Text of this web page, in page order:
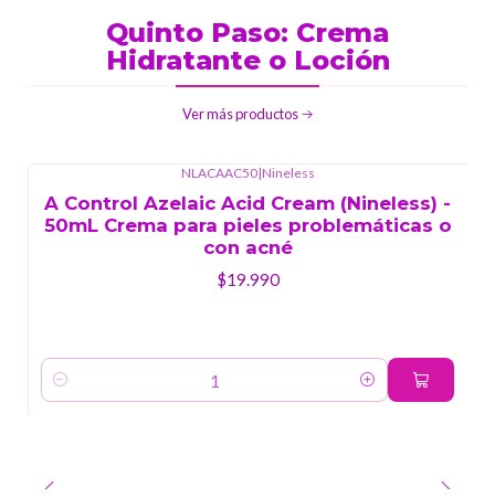
Quinto Paso: Crema
Hidratante o Loción
Ver más productos
NLACAAC50|Nineless
A Control Azelaic Acid Cream (Nineless) -
50mL Crema para pieles problemáticas o
con acné
$19.990
Cantidad